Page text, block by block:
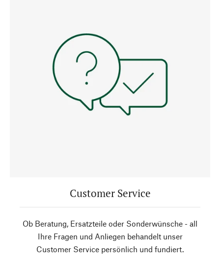
Customer Service
Ob Beratung, Ersatzteile oder Sonderwünsche - all
Ihre Fragen und Anliegen behandelt unser
Customer Service persönlich und fundiert.